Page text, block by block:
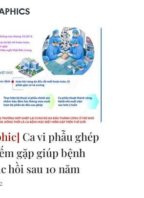
Ca vi phẫu ghép
gặp giúp bệnh
hồi sau 10 năm